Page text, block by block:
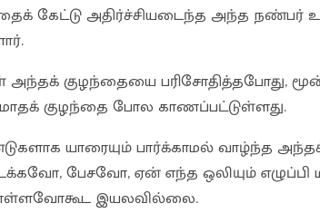
கேட்டு அதிர்ச்சியடைந்த அந்த நண்பர்
அந்தக் குழந்தையை பரிசோதித்தபோது,
மாதக் குழந்தை போல காணப்பட்டுள்ளது.
யாரையும் பார்க்காமல் வாழ்ந்த
பேசவோ, ஏன் எந்த ஒலியும்
இயலவில்லை.